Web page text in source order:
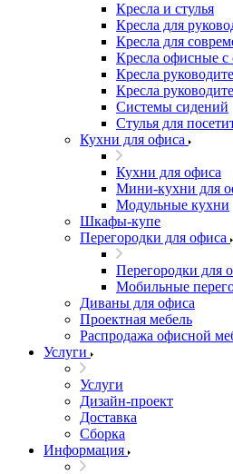
Кресла и стулья
Кресла для
Кресла для
Кресла офисные с
Кресла
Кресла
Системы сидений
Стулья для
Кухни для офиса
Кухни для офиса
Мини-кухни для
Модульные кухни
Шкафы-купе
Перегородки для офиса
Перегородки для
Мобильные
Диваны для офиса
Проектная мебель
Распродажа офисной
Услуги
Услуги
Дизайн-проект
Доставка
Сборка
Информация